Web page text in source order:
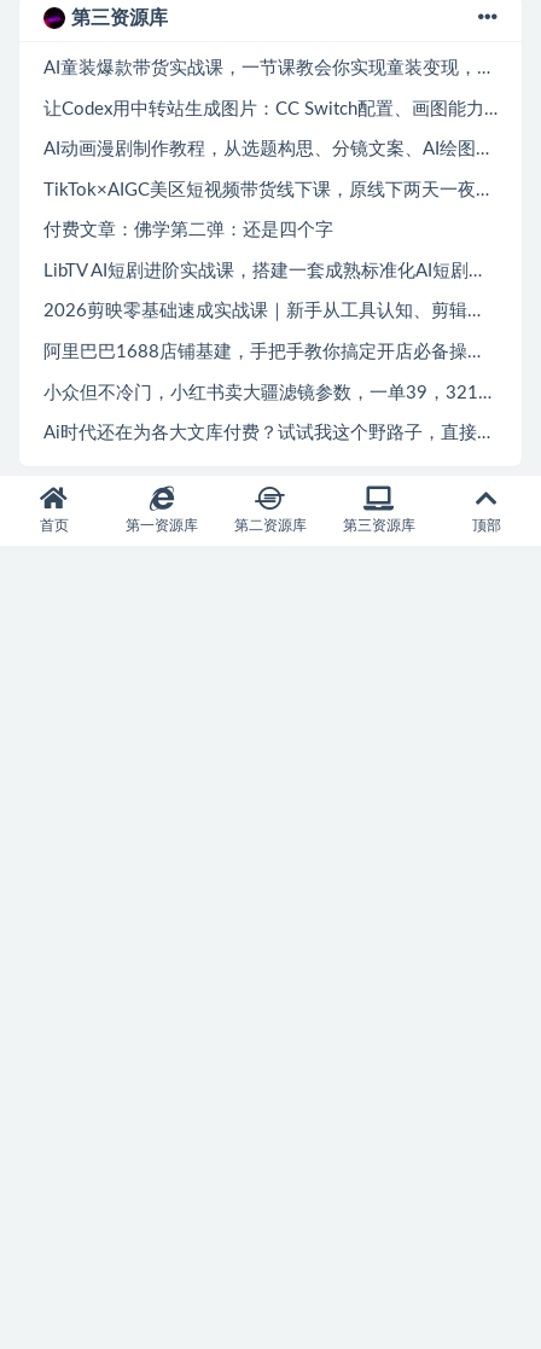
第三资源库
AI童装爆款带货实战课，一节课教会你实现童装变现，零基础也能落地实操
让Codex用中转站生成图片：CC Switch配置、画图能力检测与全局Skill教程
AI动画漫剧制作教程，从选题构思、分镜文案、AI绘图配音到剪映成片的完整创作流
TikTok×AIGC美区短视频带货线下课，原线下两天一夜实战课程，原价1.5W，完整收录12小时高清授课视频
付费文章：佛学第二弹：还是四个字
LibTV AI短剧进阶实战课，搭建一套成熟标准化AI短剧制作工作流，带你从素材创作走向专业镜头叙事
2026剪映零基础速成实战课｜新手从工具认知、剪辑剪辑、特效配音到爆款短视频完整制作一站式教学
阿里巴巴1688店铺基建，手把手教你搞定开店必备操作（更新8月）
小众但不冷门，小红书卖大疆滤镜参数，一单39，321天卖了1.7w+份
Ai时代还在为各大文库付费？试试我这个野路子，直接白嫖各大文库！
首页 第一资源库 第二资源库 第三资源库 顶部